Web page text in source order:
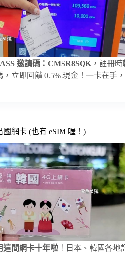
邀請碼：CMSR8SQK ，註冊時
，立即回饋 0.5% 現金！一卡在手，
國網卡 (也有 eSIM 喔！)
間網卡十年啦！ 日本、韓國各地